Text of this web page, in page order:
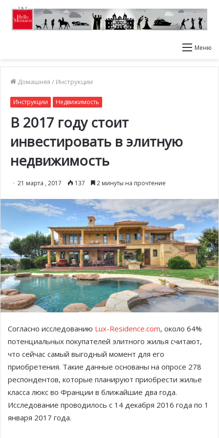
Меню
Домашняя / Инструкции
Инструкции Недвижимость
В 2017 году стоит
инвестировать в элитную
недвижимость
21 марта , 2017 137 2 минуты на прочтение
Согласно исследованию Lux-Residence.com, около 64%
потенциальных покупателей элитного жилья считают,
что сейчас самый выгодный момент для его
приобретения. Такие данные основаны на опросе 278
респондентов, которые планируют приобрести жилье
класса люкс во Франции в ближайшие два года.
Исследование проводилось с 14 декабря 2016 года по 1
января 2017 года.